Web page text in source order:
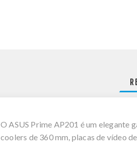
O ASUS Prime AP201 é um
coolers de 360 mm, placas de vídeo